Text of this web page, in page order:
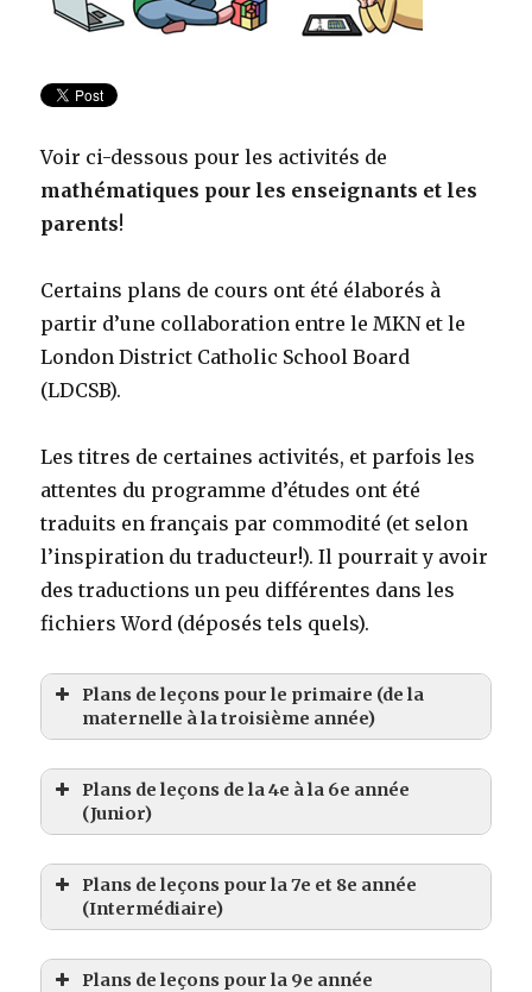
Voir ci-dessous pour les activités de
mathématiques pour les enseignants et les
parents!
Certains plans de cours ont été élaborés à
partir d’une collaboration entre le MKN et le
London District Catholic School Board
(LDCSB).
Les titres de certaines activités, et parfois les
attentes du programme d’études ont été
traduits en français par commodité (et selon
l’inspiration du traducteur!). Il pourrait y avoir
des traductions un peu différentes dans les
fichiers Word (déposés tels quels).
Plans de leçons pour le primaire (de la
maternelle à la troisième année)
probabilité qu’un évènement se produise par le
biais d’une enquête avec des jeux simples et des
expériences aléatoires, en utilisant un langage
Plans de leçons de la 4e à la 6e année
(Junior)
des triangles, en utilisant une variété d’outils
Plans de leçons pour la 7e et 8e année
(Intermédiaire)
Plans de leçons pour la 9e année